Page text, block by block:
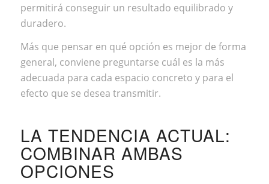
permitirá conseguir un resultado equilibrado y
duradero.
Más que pensar en qué opción es mejor de forma
general, conviene preguntarse cuál es la más
adecuada para cada espacio concreto y para el
efecto que se desea transmitir.
LA TENDENCIA ACTUAL:
COMBINAR AMBAS
OPCIONES